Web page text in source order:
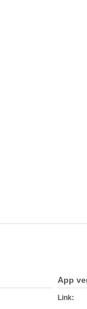
App
Link: